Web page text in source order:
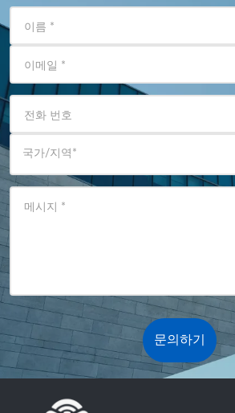
이름 *
이메일 *
전화 번호
국가/지역 *
메시지 *
문의하기